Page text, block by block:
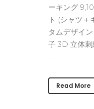
ーキング
ト (シャツ＋
タムデザイ
子 3D 立体
...
Read More